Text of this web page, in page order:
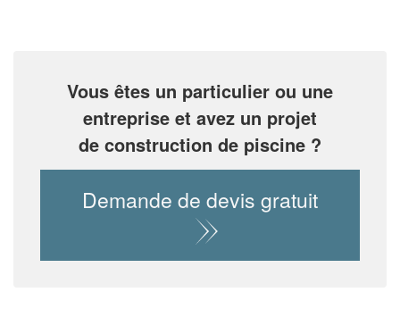
Vous êtes un particulier ou une
entreprise et avez un projet
de construction de piscine ?
Demande de devis gratuit